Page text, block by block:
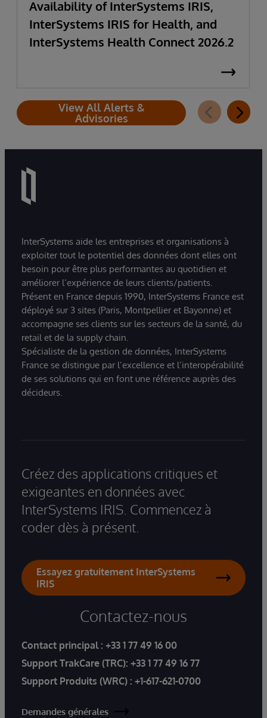
Availability of InterSystems IRIS,
InterSystems IRIS for Health, and
InterSystems Health Connect 2026.2
View All Alerts &
Advisories
InterSystems aide les entreprises et organisations à
exploiter tout le potentiel des données dont elles ont
besoin pour être plus performantes au quotidien et
améliorer l’expérience de leurs clients/patients.
Présent en France depuis 1990, InterSystems France est
déployé sur 3 sites (Paris, Montpellier et Bayonne) et
accompagne ses clients sur les secteurs de la santé, du
retail et de la supply chain.
Spécialiste de la gestion de données, InterSystems
France se distingue par l’excellence et l’interopérabilité
de ses solutions qui en font une référence auprès des
décideurs.
Créez des applications critiques et
exigeantes en données avec
InterSystems IRIS. Commencez à
coder dès à présent.
Essayez gratuitement InterSystems
IRIS
Contactez-nous
Contact principal : +33 1 77 49 16 00
Support TrakCare (TRC): +33 1 77 49 16 77
Support Produits (WRC) : +1-617-621-0700
Demandes générales